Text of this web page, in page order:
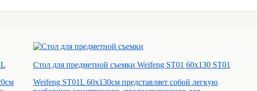
Стол для предметной съемки Weifeng ST01 60х130 ST01
Weifeng ST01L 60x130cм представляет собой легкую